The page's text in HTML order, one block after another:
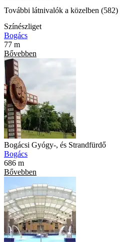
További látnivalók a közelben (582)
Színészliget
Bogács
77 m
Bővebben
Bogácsi Gyógy-, és Strandfürdő
Bogács
686 m
Bővebben